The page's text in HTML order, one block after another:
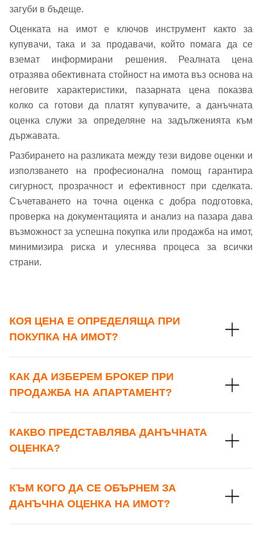
или използвай профил
загуби в бъдеще.
Оценката на имот е ключов инструмент както за
купувачи, така и за продавачи, който помага да се
вземат информирани решения. Реалната цена
отразява обективната стойност на имота въз основа на
неговите характеристики, пазарната цена показва
колко са готови да платят купувачите, а данъчната
оценка служи за определяне на задълженията към
държавата.
Разбирането на разликата между тези видове оценки и
използването на професионална помощ гарантира
сигурност, прозрачност и ефективност при сделката.
Съчетаването на точна оценка с добра подготовка,
проверка на документацията и анализ на пазара дава
възможност за успешна покупка или продажба на имот,
минимизира риска и улеснява процеса за всички
страни.
КОЯ ЦЕНА Е ОПРЕДЕЛЯЩА ПРИ
ПОКУПКА НА ИМОТ?
КАК ДА ИЗБЕРЕМ БРОКЕР ПРИ
ПРОДАЖБА НА АПАРТАМЕНТ?
КАКВО ПРЕДСТАВЛЯВА ДАНЪЧНАТА
ОЦЕНКА?
КЪМ КОГО ДА СЕ ОБЪРНЕМ ЗА
ДАНЪЧНА ОЦЕНКА НА ИМОТ?
Заяви оглед